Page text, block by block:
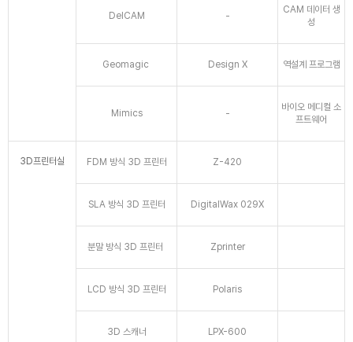
DelCAM -
CAM 데이터 생
성
Geomagic Design X 역설계 프로그램
Mimics -
바이오 메디컬 소
프트웨어
3D프린터실 FDM 방식 3D 프린터 Z-420
SLA 방식 3D 프린터 DigitalWax 029X
분말 방식 3D 프린터 Zprinter
LCD 방식 3D 프린터 Polaris
3D 스캐너 LPX-600